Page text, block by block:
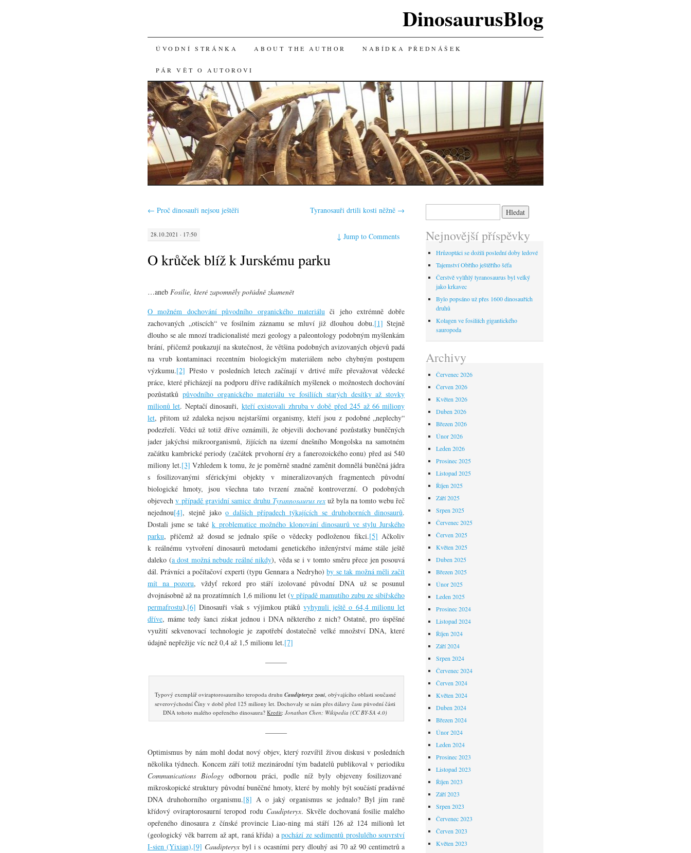
DinosaurusBlog
SKIP
TO
CONTENT
ÚVODNÍ STRÁNKA ABOUT THE AUTHOR NABÍDKA PŘEDNÁŠEK
PÁR VĚT O AUTOROVI
← Proč dinosauři nejsou ještěři Tyranosauři drtili kosti něžně →
28.10.2021 · 17:50 ↓Jump to Comments
O krůček blíž k Jurskému parku
…aneb Fosilie, které zapomněly pořádně zkamenět
O možném dochování původního organického materiálu či jeho extrémně dobře
zachovaných „otiscích“ ve fosilním záznamu se mluví již dlouhou dobu.[1] Stejně
dlouho se ale mnozí tradicionalisté mezi geology a paleontology podobným myšlenkám
brání, přičemž poukazují na skutečnost, že většina podobných avizovaných objevů padá
na vrub kontaminaci recentním biologickým materiálem nebo chybným postupem
výzkumu.[2] Přesto v posledních letech začínají v drtivé míře převažovat vědecké
práce, které přicházejí na podporu dříve radikálních myšlenek o možnostech dochování
pozůstatků původního organického materiálu ve fosiliích starých desítky až stovky
milionů let. Neptačí dinosauři, kteří existovali zhruba v době před 245 až 66 miliony
let, přitom už zdaleka nejsou nejstaršími organismy, kteří jsou z podobné „neplechy“
podezřelí. Vědci už totiž dříve oznámili, že objevili dochované pozůstatky buněčných
jader jakýchsi mikroorganismů, žijících na území dnešního Mongolska na samotném
začátku kambrické periody (začátek prvohorní éry a fanerozoického eonu) před asi 540
miliony let.[3] Vzhledem k tomu, že je poměrně snadné zaměnit domnělá buněčná jádra
s fosilizovanými sférickými objekty v mineralizovaných fragmentech původní
biologické hmoty, jsou všechna tato tvrzení značně kontroverzní. O podobných
objevechv případě gravidní samice druhu Tyrannosaurus rexuž byla na tomto webu řeč
nejednou[4], stejně jakoo dalších případech týkajících se druhohorních dinosaurů.
Dostali jsme se také k problematice možného klonování dinosaurů ve stylu Jurského
parku, přičemž až dosud se jednalo spíše o vědecky podloženou fikci.[5] Ačkoliv
k reálnému vytvoření dinosaurů metodami genetického inženýrství máme stále ještě
daleko (a dost možná nebude reálné nikdy), věda se i v tomto směru přece jen posouvá
dál. Právníci a počítačoví experti (typu Gennara a Nedryho)by se tak možná měli začít
mít na pozoru, vždyť rekord pro stáří izolované původní DNA už se posunul
dvojnásobně až na prozatímních 1,6 milionu let (v případě mamutího zubu ze sibiřského
permafrostu).[6] Dinosauři však s výjimkou ptákůvyhynuli ještě o 64,4 milionu let
dříve, máme tedy šanci získat jednou i DNA některého z nich? Ostatně, pro úspěšné
využití sekvenovací technologie je zapotřebí dostatečně velké množství DNA, které
údajně nepřežije víc než 0,4 až 1,5 milionu let.[7]
———
Typový exemplář oviraptorosaurního teropoda druhu Caudipteryx zoui, obývajícího oblasti současné
severovýchodní Číny v době před 125 miliony let. Dochovaly se nám přes dálavy času původní části
DNA tohoto malého opeřeného dinosaura?Kredit:Jonathan Chen; Wikipedia (CC BY-SA 4.0)
———
Optimismus by nám mohl dodat nový objev, který rozvířil živou diskusi v posledních
několika týdnech. Koncem září totiž mezinárodní tým badatelů publikoval v periodiku
Communications Biologyodbornou práci, podle níž byly objeveny fosilizované
mikroskopické struktury původní buněčné hmoty, které by mohly být součástí pradávné
DNA druhohorního organismu.[8] A o jaký organismus se jednalo? Byl jím raně
křídový oviraptorosaurní teropod rodu Caudipteryx. Skvěle dochovaná fosilie malého
opeřeného dinosaura z čínské provincie Liao-ning má stáří 126 až 124 milionů let
(geologický věk barrem až apt, raná křída) apochází ze sedimentů proslulého souvrství
I-sien (Yixian).[9] Caudipteryxbyl i s ocasními pery dlouhý asi 70 až 90 centimetrů a
Nejnovější příspěvky
Hrůzoptáci se dožili poslední doby ledové
Tajemství Obřího ještěřího šéfa
Čerstvě vylíhlý tyranosaurus byl velký
jako krkavec
Bylo popsáno už přes 1600 dinosauřích
druhů
Kolagen ve fosiliích gigantického
sauropoda
Archivy
Červenec 2026
Červen 2026
Květen 2026
Duben 2026
Březen 2026
Únor 2026
Leden 2026
Prosinec 2025
Listopad 2025
Říjen 2025
Září 2025
Srpen 2025
Červenec 2025
Červen 2025
Květen 2025
Duben 2025
Březen 2025
Únor 2025
Leden 2025
Prosinec 2024
Listopad 2024
Říjen 2024
Září 2024
Srpen 2024
Červenec 2024
Červen 2024
Květen 2024
Duben 2024
Březen 2024
Únor 2024
Leden 2024
Prosinec 2023
Listopad 2023
Říjen 2023
Září 2023
Srpen 2023
Červenec 2023
Červen 2023
Květen 2023